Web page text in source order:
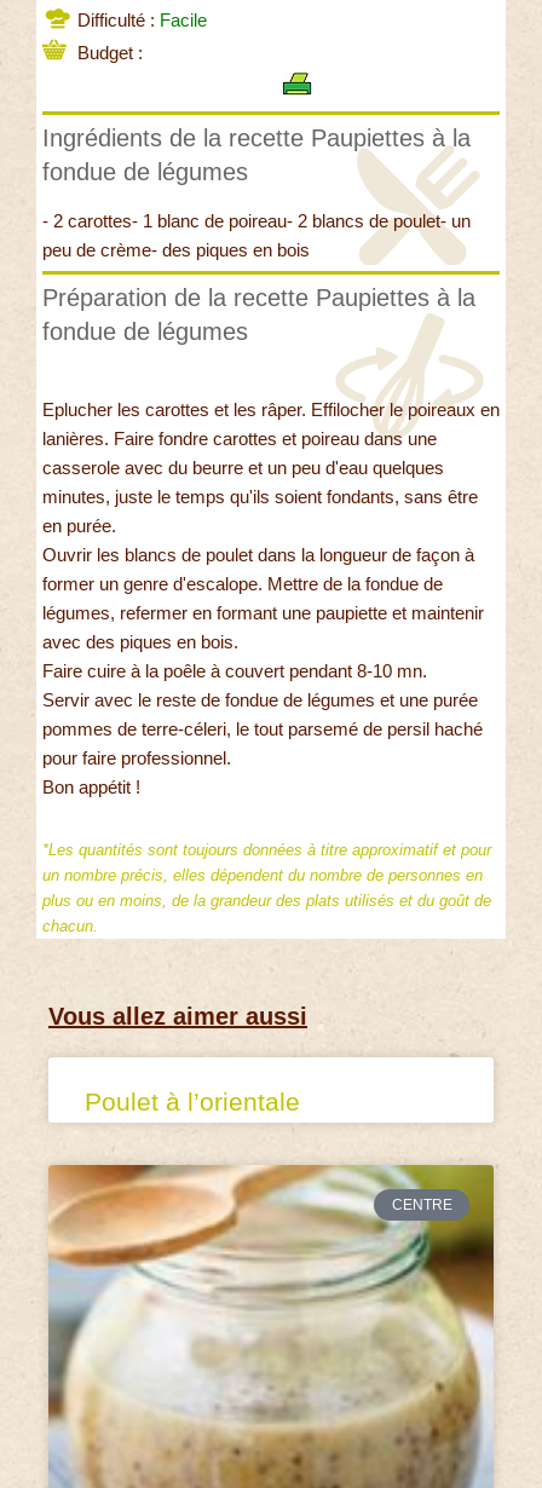
Difficulté : Facile
Budget :
Ingrédients de la recette Paupiettes à la
fondue de légumes
- 2 carottes- 1 blanc de poireau- 2 blancs de poulet- un
peu de crème- des piques en bois
Préparation de la recette Paupiettes à la
fondue de légumes
Eplucher les carottes et les râper. Effilocher le poireaux en
lanières. Faire fondre carottes et poireau dans une
casserole avec du beurre et un peu d'eau quelques
minutes, juste le temps qu'ils soient fondants, sans être
en purée.
Ouvrir les blancs de poulet dans la longueur de façon à
former un genre d'escalope. Mettre de la fondue de
légumes, refermer en formant une paupiette et maintenir
avec des piques en bois.
Faire cuire à la poêle à couvert pendant 8-10 mn.
Servir avec le reste de fondue de légumes et une purée
pommes de terre-céleri, le tout parsemé de persil haché
pour faire professionnel.
Bon appétit !
*Les quantités sont toujours données à titre approximatif et pour
un nombre précis, elles dépendent du nombre de personnes en
plus ou en moins, de la grandeur des plats utilisés et du goût de
chacun.
Vous allez aimer aussi
Poulet à l’orientale
CENTRE